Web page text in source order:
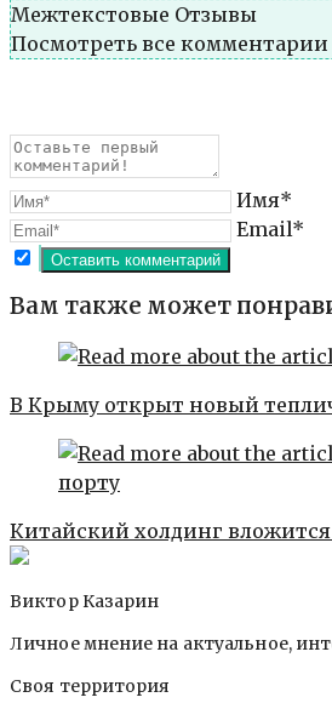
Межтекстовые Отзывы
Посмотреть все комментарии
Имя*
Email*
Вам также может
В Крыму открыт новый
Китайский холдинг
Виктор Казарин
Личное мнение на актуальное,
Своя территория